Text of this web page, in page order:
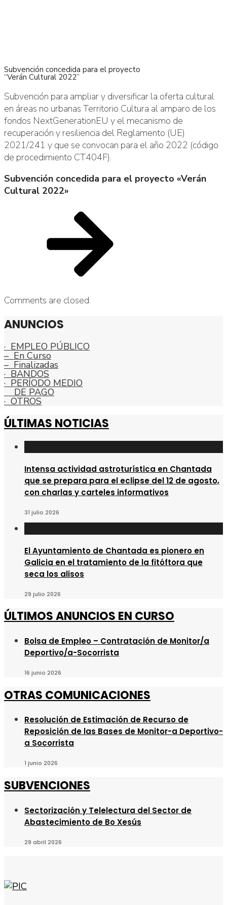
Subvención concedida para el proyecto
“Verán Cultural 2022”
Subvención para ampliar y diversificar la oferta cultural
en áreas no urbanas Territorio Cultura al amparo de los
fondos NextGenerationEU y el mecanismo de
recuperación y resiliencia del Reglamento (UE)
2021/241 y que se convocan para el año 2022 (código
de procedimiento CT404F).
Subvención concedida para el proyecto «Verán
Cultural 2022»
Comments are closed.
ANUNCIOS
· EMPLEO PÚBLICO
– En Curso
– Finalizadas
· BANDOS
· PERÍODO MEDIO
DE PAGO
· OTROS
ÚLTIMAS NOTICIAS
Intensa actividad astroturística en Chantada
que se prepara para el eclipse del 12 de agosto,
con charlas y carteles informativos
31 julio 2026
El Ayuntamiento de Chantada es pionero en
Galicia en el tratamiento de la fitóftora que
seca los alisos
29 julio 2026
ÚLTIMOS ANUNCIOS EN CURSO
Bolsa de Empleo – Contratación de Monitor/a
Deportivo/a-Socorrista
16 junio 2026
OTRAS COMUNICACIONES
Resolución de Estimación de Recurso de
Reposición de las Bases de Monitor-a Deportivo-
a Socorrista
1 junio 2026
SUBVENCIONES
Sectorización y Telelectura del Sector de
Abastecimiento de Bo Xesús
29 abril 2026